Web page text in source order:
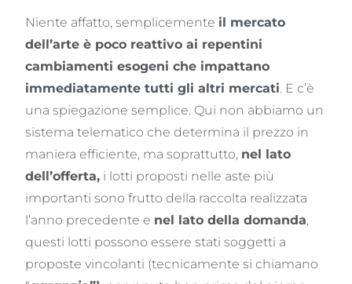
Niente affatto, semplicemente il mercato
dell’arte è poco reattivo ai repentini
cambiamenti esogeni che impattano
immediatamente tutti gli altri mercati. E c’è
una spiegazione semplice. Qui non abbiamo un
sistema telematico che determina il prezzo in
maniera efficiente, ma soprattutto, nel lato
dell’offerta, i lotti proposti nelle aste più
importanti sono frutto della raccolta realizzata
l’anno precedente e nel lato della domanda,
questi lotti possono essere stati soggetti a
proposte vincolanti (tecnicamente si chiamano